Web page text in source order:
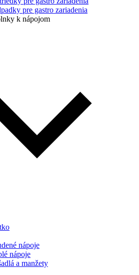
pre gastro zariadenia
k nápojom
nápoje
nápoje
a manžety